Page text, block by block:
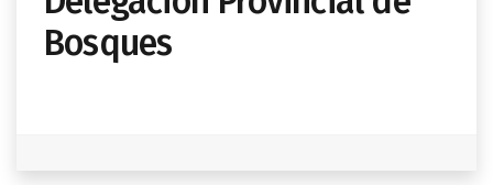
Bosques